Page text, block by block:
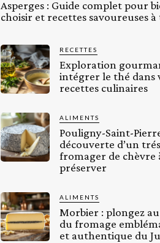
Asperges : Guide complet pour
choisir et recettes savoureuses
RECETTES
Exploration
intégrer le thé dans
recettes culinaires
ALIMENTS
Pouligny-Saint-
découverte d’un
fromager de chèvre
préserver
ALIMENTS
Morbier : plongez
du fromage
et authentique du